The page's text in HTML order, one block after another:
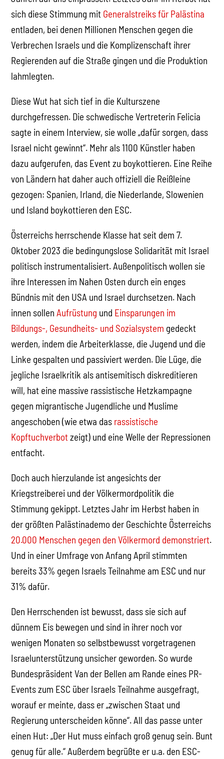
sich diese Stimmung mit Generalstreiks für Palästina
entladen, bei denen Millionen Menschen gegen die
Verbrechen Israels und die Komplizenschaft ihrer
Regierenden auf die Straße gingen und die Produktion
lahmlegten.
Diese Wut hat sich tief in die Kulturszene
durchgefressen. Die schwedische Vertreterin Felicia
sagte in einem Interview, sie wolle „dafür sorgen, dass
Israel nicht gewinnt“. Mehr als 1100 Künstler haben
dazu aufgerufen, das Event zu boykottieren. Eine Reihe
von Ländern hat daher auch offiziell die Reißleine
gezogen: Spanien, Irland, die Niederlande, Slowenien
und Island boykottieren den ESC.
Österreichs herrschende Klasse hat seit dem 7.
Oktober 2023 die bedingungslose Solidarität mit Israel
politisch instrumentalisiert. Außenpolitisch wollen sie
ihre Interessen im Nahen Osten durch ein enges
Bündnis mit den USA und Israel durchsetzen. Nach
innen sollenAufrüstung und Einsparungen im
Bildungs-, Gesundheits- und Sozialsystem gedeckt
werden, indem die Arbeiterklasse, die Jugend und die
Linke gespalten und passiviert werden. Die Lüge, die
jegliche Israelkritik als antisemitisch diskreditieren
will, hat eine massive rassistische Hetzkampagne
gegen migrantische Jugendliche und Muslime
angeschoben (wie etwa das rassistische
Kopftuchverbotzeigt) und eine Welle der Repressionen
entfacht.
Doch auch hierzulande ist angesichts der
Kriegstreiberei und der Völkermordpolitik die
Stimmung gekippt. Letztes Jahr im Herbst haben in
der größten Palästinademo der Geschichte Österreichs
20.000 Menschen gegen den Völkermord demonstriert.
Und in einer Umfrage von Anfang April stimmten
bereits 33% gegen Israels Teilnahme am ESC und nur
31% dafür.
Den Herrschenden ist bewusst, dass sie sich auf
dünnem Eis bewegen und sind in ihrer noch vor
wenigen Monaten so selbstbewusst vorgetragenen
Israelunterstützung unsicher geworden. So wurde
Bundespräsident Van der Bellen am Rande eines PR-
Events zum ESC über Israels Teilnahme ausgefragt,
worauf er meinte, dass er „zwischen Staat und
Regierung unterscheiden könne“. All das passe unter
einen Hut: „Der Hut muss einfach groß genug sein. Bunt
genug für alle.“ Außerdem begrüßte er u.a. den ESC-